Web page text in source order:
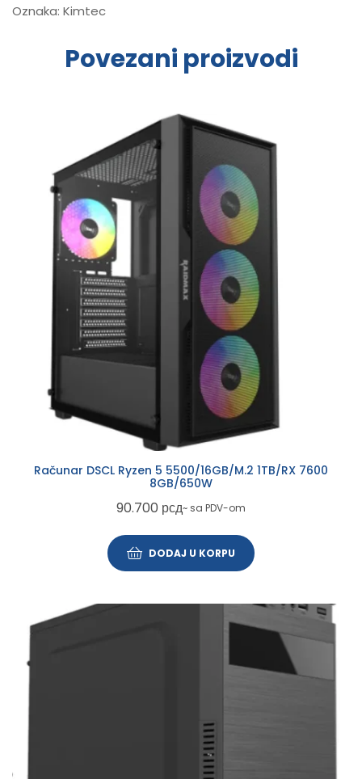
Oznaka: Kimtec
Povezani proizvodi
Računar DSCL Ryzen 5 5500/16GB/M.2 1TB/RX 7600
8GB/650W
90.700 рсд~ sa PDV-om
DODAJ U KORPU